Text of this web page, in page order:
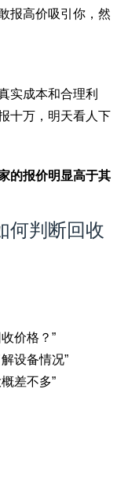
报高价吸引你，然
实成本和合理利
十万，明天看人下
的报价明显高于其
何判断回收
价格？”
设备情况”
差不多”